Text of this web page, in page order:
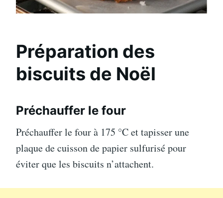
Préparation des
biscuits de Noël
Préchauffer le four
Préchauffer le four à 175 °C et tapisser une
plaque de cuisson de papier sulfurisé pour
éviter que les biscuits n’attachent.